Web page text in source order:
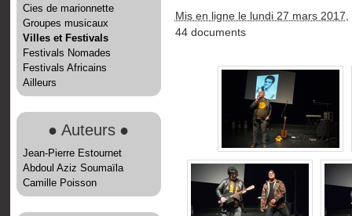
Cies de marionnette
Groupes musicaux
Villes et Festivals
Festivals Nomades
Festivals Africains
Ailleurs
● Auteurs ●
Jean-Pierre Estournet
Abdoul Aziz Soumaïla
Camille Poisson
Mis en ligne le lundi 27 mars 2017
44 documents